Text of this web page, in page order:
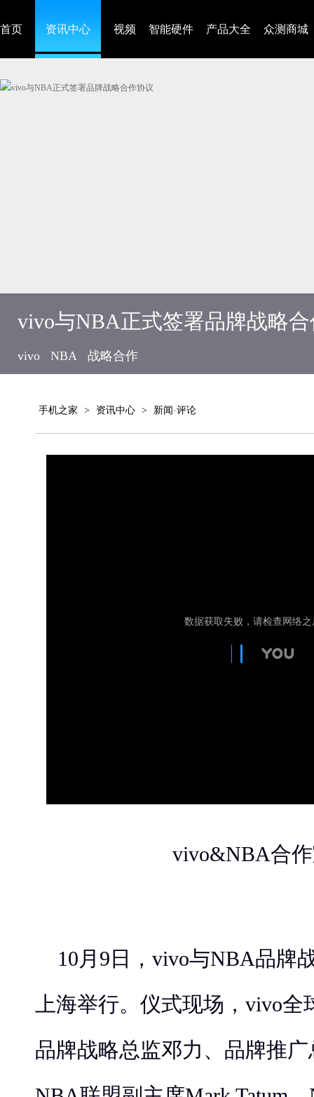
首页 资讯中心 视频 智能硬件 产品大全 众测商城
vivo与NBA正式签署品牌战略
vivo NBA 战略合作
手机之家 > 资讯中心 > 新闻·评论
vivo&NBA合
10月9日，vivo与NBA品牌
上海举行。仪式现场，vivo
品牌战略总监邓力、品牌推